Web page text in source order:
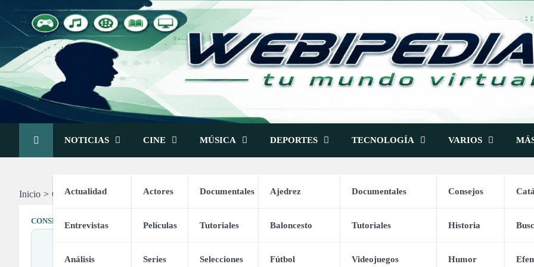
to
content
NOTICIAS
Actualidad
Entrevistas
Análisis
CINE
Actores
Películas
Series
MÚSICA
Documentales
Tutoriales
Selecciones
DEPORTES
Ajedrez
Baloncesto
Fútbol
TECNOLOGÍA
Documentales
Tutoriales
Videojuegos
VARIOS
Consejos
Historia
Humor
Inicio Consejos Consejos para una Entrevista de Trabajo (Parte 1)
CONSEJOS
Consejos para una Entrevista de